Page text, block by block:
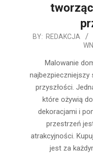
2020-
BY: REDAKCJA
Malowanie
najbezpieczniejszy
przyszłości.
które ożywią
dekoracjami i
przestrzeń
atrakcyjności.
jest za